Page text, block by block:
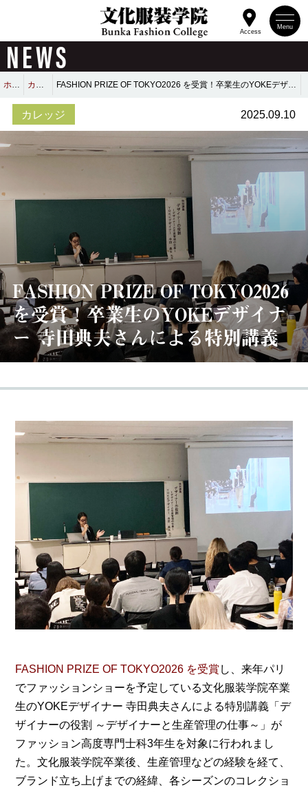
Menu
Access
NEWS
ホーム カレッジ FASHION PRIZE OF TOKYO2026 を受賞！卒業生のYOKEデザイナー 寺田典夫さんによる特別講義
カレッジ 2025.09.10
FASHION PRIZE OF TOKYO2026
を受賞！卒業生のYOKEデザイナ
ー 寺田典夫さんによる特別講義
FASHION PRIZE OF TOKYO2026 を受賞 し、来年パリ
でファッションショーを予定している文化服装学院卒業
生のYOKEデザイナー 寺田典夫さんによる特別講義「デ
ザイナーの役割 ～デザイナーと生産管理の仕事～」が
ファッション高度専門士科3年生を対象に行われまし
た。文化服装学院卒業後、生産管理などの経験を経て、
ブランド立ち上げまでの経緯、各シーズンのコレクショ